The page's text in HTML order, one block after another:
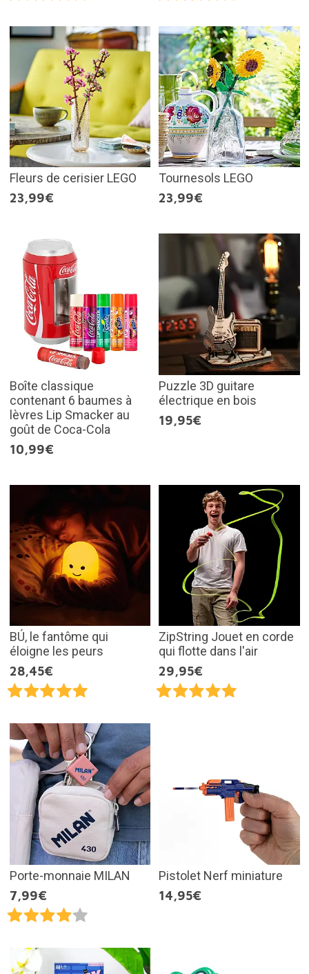
Fleurs de cerisier LEGO
23,99€
Tournesols LEGO
23,99€
Boîte classique
contenant 6 baumes à
lèvres Lip Smacker au
goût de Coca-Cola
10,99€
Puzzle 3D guitare
électrique en bois
19,95€
BÚ, le fantôme qui
éloigne les peurs
28,45€
ZipString Jouet en corde
qui flotte dans l'air
29,95€
Porte-monnaie MILAN
7,99€
Pistolet Nerf miniature
14,95€